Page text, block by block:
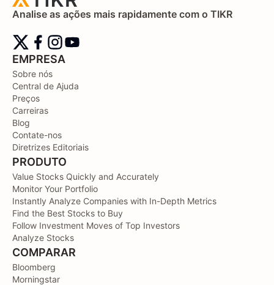
Analise as ações mais rapidamente com o TIKR
EMPRESA
Sobre nós
Central de Ajuda
Preços
Carreiras
Blog
Contate-nos
Diretrizes Editoriais
PRODUTO
Value Stocks Quickly and Accurately
Monitor Your Portfolio
Instantly Analyze Companies with In-Depth Metrics
Find the Best Stocks to Buy
Follow Investment Moves of Top Investors
Analyze Stocks
COMPARAR
Bloomberg
Morningstar